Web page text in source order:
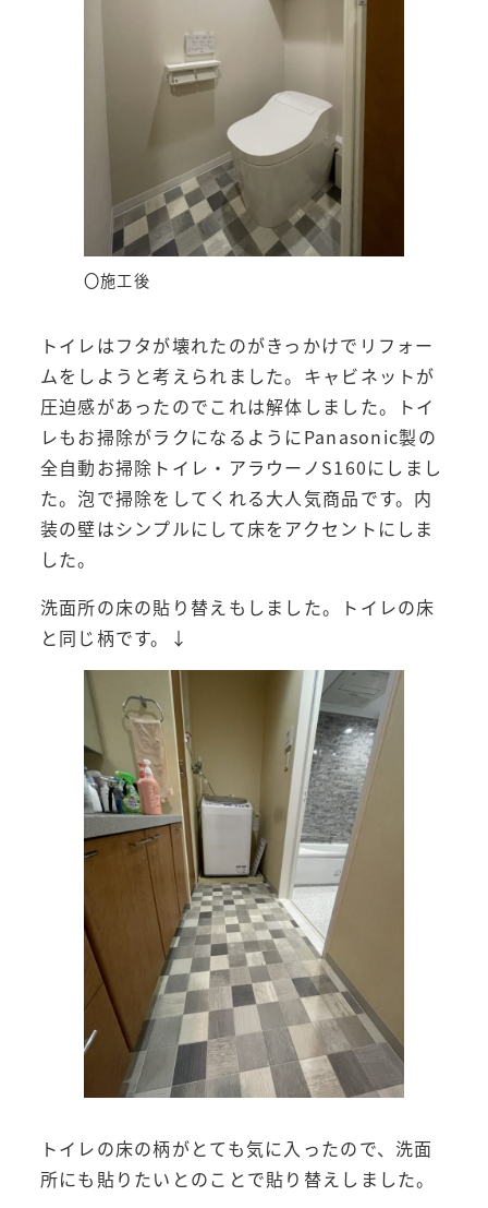
〇施工後
トイレはフタが壊れたのがきっかけでリフォー
ムをしようと考えられました。キャビネットが
圧迫感があったのでこれは解体しました。トイ
レもお掃除がラクになるようにPanasonic製の
全自動お掃除トイレ・アラウーノS160にしまし
た。泡で掃除をしてくれる大人気商品です。内
装の壁はシンプルにして床をアクセントにしま
した。
洗面所の床の貼り替えもしました。トイレの床
と同じ柄です。↓
トイレの床の柄がとても気に入ったので、洗面
所にも貼りたいとのことで貼り替えしました。